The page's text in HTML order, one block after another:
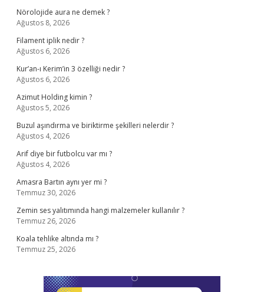
Nörolojide aura ne demek ?
Ağustos 8, 2026
Filament iplik nedir ?
Ağustos 6, 2026
Kur’an-ı Kerim’in 3 özelliği nedir ?
Ağustos 6, 2026
Azimut Holding kimin ?
Ağustos 5, 2026
Buzul aşındırma ve biriktirme şekilleri nelerdir ?
Ağustos 4, 2026
Arif diye bir futbolcu var mı ?
Ağustos 4, 2026
Amasra Bartın aynı yer mi ?
Temmuz 30, 2026
Zemin ses yalıtımında hangi malzemeler kullanılır ?
Temmuz 26, 2026
Koala tehlike altında mı ?
Temmuz 25, 2026